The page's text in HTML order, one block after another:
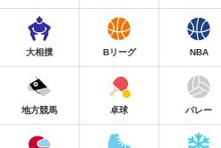
大相撲 Bリーグ NBA
地方競馬 卓球 バレー